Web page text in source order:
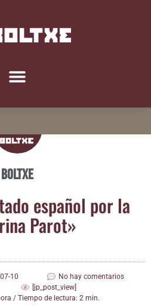
Boltxe
espa­ñol por la
Parot»
10
No hay comentarios
[jp_post_view]
/ Tiempo de lectura: 2 min.